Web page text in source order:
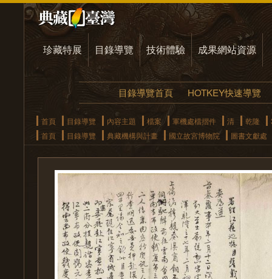
珍藏特展 目錄導覽 技術體驗 成果網站資源
目錄導覽首頁 HOTKEY快速導覽
首頁 目錄導覽 內容主題 檔案 軍機處檔摺件 清 乾隆
首頁
目錄導覽 典藏機構與計畫 國立故宮博物院 圖書文獻處